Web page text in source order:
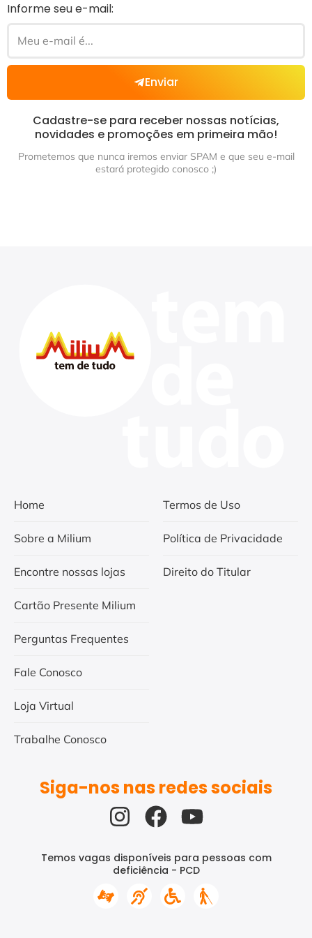
Informe seu e-mail:
Enviar
Cadastre-se para receber nossas notícias,
novidades e promoções em primeira mão!
Prometemos que nunca iremos enviar SPAM e que seu e-mail
estará protegido conosco ;)
Home
Sobre a Milium
Encontre nossas lojas
Cartão Presente Milium
Perguntas Frequentes
Fale Conosco
Loja Virtual
Trabalhe Conosco
Termos de Uso
Política de Privacidade
Direito do Titular
Siga-nos nas redes sociais
Temos vagas disponíveis para pessoas com
deficiência - PCD